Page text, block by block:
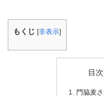
もくじ [非表示]
目次
門脇麦